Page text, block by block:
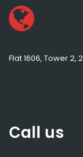
Flat 1606, Tower 2,
Call us